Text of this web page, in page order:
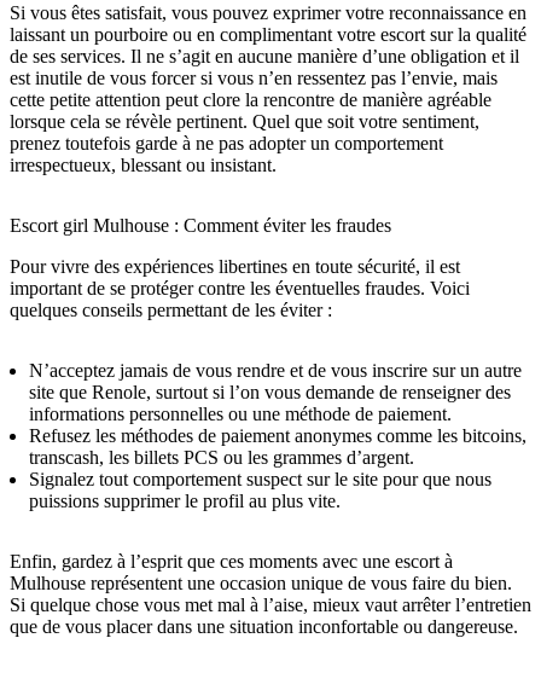
Si vous êtes satisfait, vous pouvez exprimer votre reconnaissance en
laissant un pourboire ou en complimentant votre escort sur la qualité
de ses services. Il ne s’agit en aucune manière d’une obligation et il
est inutile de vous forcer si vous n’en ressentez pas l’envie, mais
cette petite attention peut clore la rencontre de manière agréable
lorsque cela se révèle pertinent. Quel que soit votre sentiment,
prenez toutefois garde à ne pas adopter un comportement
irrespectueux, blessant ou insistant.
Escort girl Mulhouse : Comment éviter les fraudes
Pour vivre des expériences libertines en toute sécurité, il est
important de se protéger contre les éventuelles fraudes. Voici
quelques conseils permettant de les éviter :
N’acceptez jamais de vous rendre et de vous inscrire sur un autre
site que Renole, surtout si l’on vous demande de renseigner des
informations personnelles ou une méthode de paiement.
Refusez les méthodes de paiement anonymes comme les bitcoins,
transcash, les billets PCS ou les grammes d’argent.
Signalez tout comportement suspect sur le site pour que nous
puissions supprimer le profil au plus vite.
Enfin, gardez à l’esprit que ces moments avec une escort à
Mulhouse représentent une occasion unique de vous faire du bien.
Si quelque chose vous met mal à l’aise, mieux vaut arrêter l’entretien
que de vous placer dans une situation inconfortable ou dangereuse.